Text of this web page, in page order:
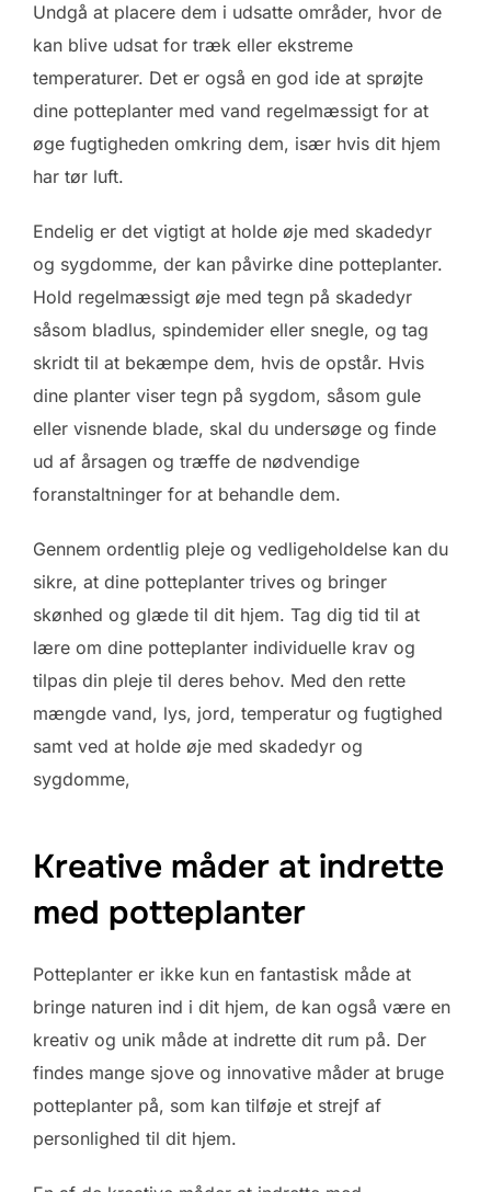
Undgå at placere dem i udsatte områder, hvor de
kan blive udsat for træk eller ekstreme
temperaturer. Det er også en god ide at sprøjte
dine potteplanter med vand regelmæssigt for at
øge fugtigheden omkring dem, især hvis dit hjem
har tør luft.
Endelig er det vigtigt at holde øje med skadedyr
og sygdomme, der kan påvirke dine potteplanter.
Hold regelmæssigt øje med tegn på skadedyr
såsom bladlus, spindemider eller snegle, og tag
skridt til at bekæmpe dem, hvis de opstår. Hvis
dine planter viser tegn på sygdom, såsom gule
eller visnende blade, skal du undersøge og finde
ud af årsagen og træffe de nødvendige
foranstaltninger for at behandle dem.
Gennem ordentlig pleje og vedligeholdelse kan du
sikre, at dine potteplanter trives og bringer
skønhed og glæde til dit hjem. Tag dig tid til at
lære om dine potteplanter individuelle krav og
tilpas din pleje til deres behov. Med den rette
mængde vand, lys, jord, temperatur og fugtighed
samt ved at holde øje med skadedyr og
sygdomme,
Kreative måder at indrette
med potteplanter
Potteplanter er ikke kun en fantastisk måde at
bringe naturen ind i dit hjem, de kan også være en
kreativ og unik måde at indrette dit rum på. Der
findes mange sjove og innovative måder at bruge
potteplanter på, som kan tilføje et strejf af
personlighed til dit hjem.